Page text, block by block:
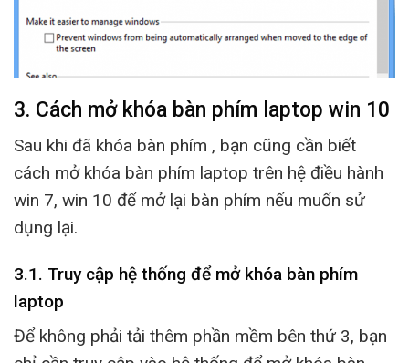
3. Cách mở khóa bàn phím laptop win 10
Sau khi đã khóa bàn phím , bạn cũng cần biết
cách mở khóa bàn phím laptop trên hệ điều hành
win 7, win 10 để mở lại bàn phím nếu muốn sử
dụng lại.
3.1. Truy cập hệ thống để mở khóa bàn phím
laptop
Để không phải tải thêm phần mềm bên thứ 3, bạn